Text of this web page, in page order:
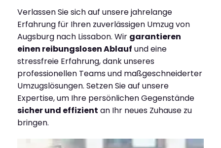
Verlassen Sie sich auf unsere jahrelange
Erfahrung für Ihren zuverlässigen Umzug von
Augsburg nach Lissabon. Wir garantieren
einen reibungslosen Ablauf und eine
stressfreie Erfahrung, dank unseres
professionellen Teams und maßgeschneiderter
Umzugslösungen. Setzen Sie auf unsere
Expertise, um Ihre persönlichen Gegenstände
sicher und effizient an Ihr neues Zuhause zu
bringen.